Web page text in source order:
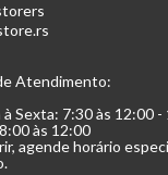
Atendimento:
à Sexta: 7:30 às 12:00 -
às 12:00
agende horário